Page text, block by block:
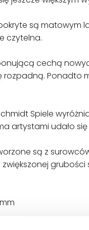
pokryte są
czytelna.
cechą
rozpadną. Ponadto
Spiele
artystami udało
są z